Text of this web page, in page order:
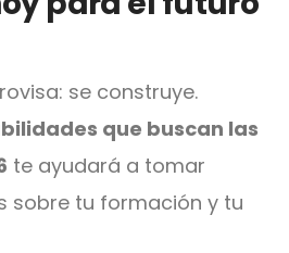
se construye.
que buscan las
te ayudará a tomar
sobre tu formación y tu